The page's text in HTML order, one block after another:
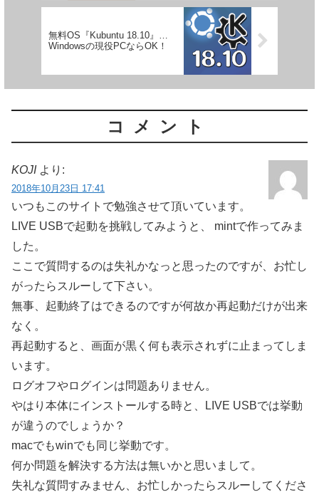
無料OS『Kubuntu 18.10』…
Windowsの現役PCならOK！
コメント
KOJI より:
2018年10月23日 17:41
いつもこのサイトで勉強させて頂いています。
LIVE USBで起動を挑戦してみようと、 mintで作ってみま
した。
ここで質問するのは失礼かなっと思ったのですが、お忙し
がったらスルーして下さい。
無事、起動終了はできるのですが何故か再起動だけが出来
なく。
再起動すると、画面が黒く何も表示されずに止まってしま
います。
ログオフやログインは問題ありません。
やはり本体にインストールする時と、LIVE USBでは挙動
が違うのでしょうか？
macでもwinでも同じ挙動です。
何か問題を解決する方法は無いかと思いまして。
失礼な質問すみません、お忙しかったらスルーしてくださ